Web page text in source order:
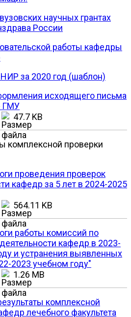
научных грантах
России
работы кафедры
за 2020 год (шаблон)
исходящего письма
ГМУ
47.7 KB
комплексной проверки
проведения проверок
кафедр за 5 лет в 2024-2025
564.11 KB
работы комиссий по
кафедр в 2023-
и устранения выявленных
2023 учебном году"
1.26 MB
комплексной
лечебного факультета